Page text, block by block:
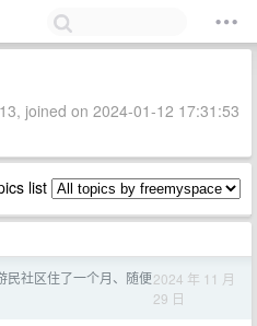
joined on 2024-01-12 17:31:53
list
民社区住了一个月、随便2024 年 11 月
29 日